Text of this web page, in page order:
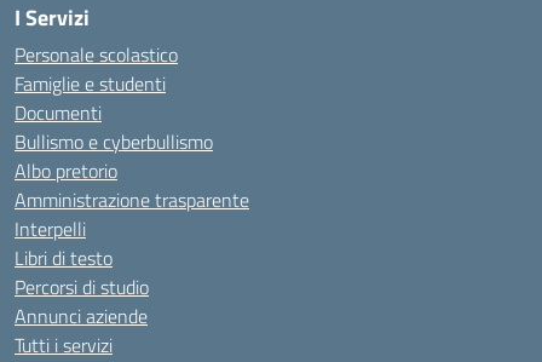
I Servizi
Personale scolastico
Famiglie e studenti
Documenti
Bullismo e cyberbullismo
Albo pretorio
Amministrazione trasparente
Interpelli
Libri di testo
Percorsi di studio
Annunci aziende
Tutti i servizi